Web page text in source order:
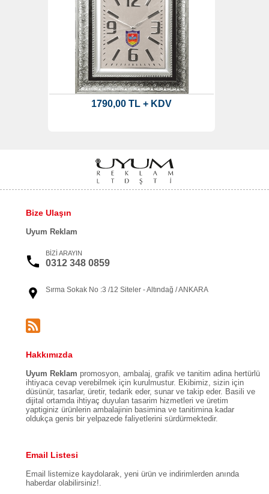
1790,00 TL + KDV
Bize Ulaşın
Uyum Reklam
BİZİ ARAYIN
0312 348 0859
Sırma Sokak No :3 /12 Siteler - Altındağ / ANKARA
Hakkımızda
Uyum Reklam promosyon, ambalaj, grafik ve tanitim adina hertürlü
ihtiyaca cevap verebilmek için kurulmustur. Ekibimiz, sizin için
düsünür, tasarlar, üretir, tedarik eder, sunar ve takip eder. Basili ve
dijital ortamda ihtiyaç duyulan tasarim hizmetleri ve üretim
yaptiginiz ürünlerin ambalajinin basimina ve tanitimina kadar
oldukça genis bir yelpazede faliyetlerini sürdürmektedir.
Email Listesi
Email listemize kaydolarak, yeni ürün ve indirimlerden anında
haberdar olabilirsiniz!.